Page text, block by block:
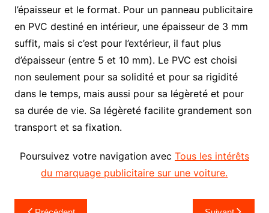
l’épaisseur et le format. Pour un panneau publicitaire
en PVC destiné en intérieur, une épaisseur de 3 mm
suffit, mais si c’est pour l’extérieur, il faut plus
d’épaisseur (entre 5 et 10 mm). Le PVC est choisi
non seulement pour sa solidité et pour sa rigidité
dans le temps, mais aussi pour sa légèreté et pour
sa durée de vie. Sa légèreté facilite grandement son
transport et sa fixation.
Poursuivez votre navigation avec Tous les intérêts
du marquage publicitaire sur une voiture.
Navigation